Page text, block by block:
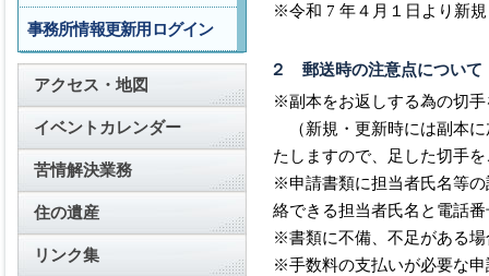
※令和 7 年４月１日より新
２ 郵送時の注意点について
※副本をお返しする為の切
（新規・更新時には副本に
たしますので、足した切手
※申請書類に担当者氏名等
絡できる担当者氏名と電話
※書類に不備、不足がある
※手数料の支払いが必要な
事務所情報更新用ログイン
アクセス・地図
イベントカレンダー
苦情解決業務
住の遺産
リンク集